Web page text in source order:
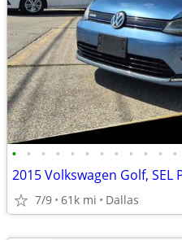
• • • • • • • • • • • •
2015 Volkswagen Golf, SEL
7/9 61k mi Dallas